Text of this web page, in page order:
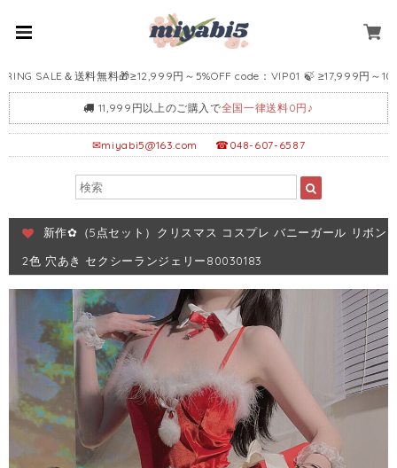
SALE＆送料無料🎁≥12,999円～5%OFF code：VIP01 🍃 ≥17,999円～
11,999円以上のご購入で全国一律送料0円♪
✉miyabi5@163.com ☎048-607-6587
新作✿（5点セット）クリスマス コスプレ バニーガール リボン
2色 穴あき セクシーランジェリー80030183